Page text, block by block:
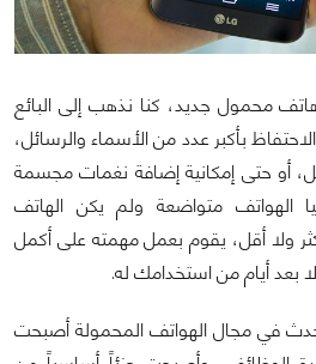
محمول جديد، كنا نذهب إلى البائع
بأكبر عدد من الأسماء والرسائل،
أو حتى إمكانية إضافة نغمات مجسمة
الهواتف متواضعة ولم يكن الهاتف
ولا أقل، يقوم بعمل مهمته على أكمل
بعد أيام من استخدامك له.
في مجال الهواتف المحمولة أصبحت